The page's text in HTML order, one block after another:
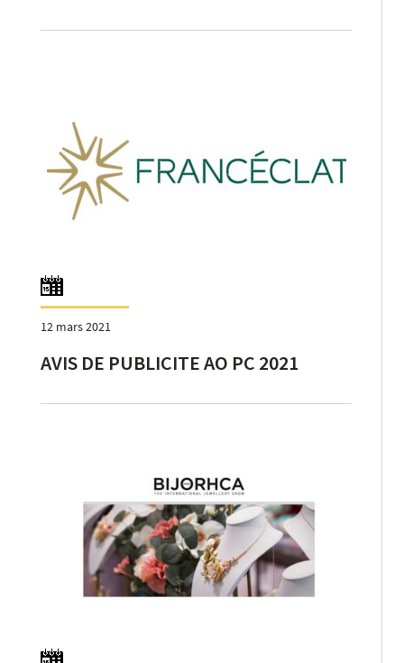
12 mars 2021
AVIS DE PUBLICITE AO PC 2021